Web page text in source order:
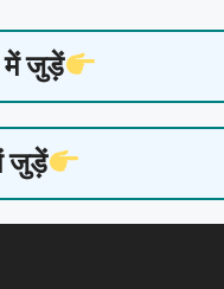
में जुड़ें
जुड़ें